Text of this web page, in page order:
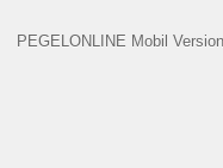
PEGELONLINE Mobil